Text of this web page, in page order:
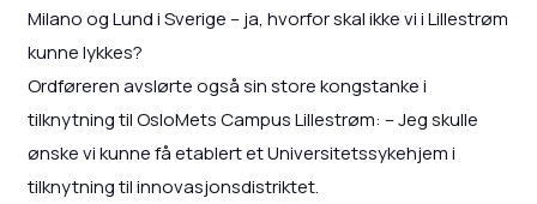
Milano og Lund i Sverige – ja, hvorfor skal ikke vi i Lillestrøm
kunne lykkes?
Ordføreren avslørte også sin store kongstanke i
tilknytning til OsloMets Campus Lillestrøm: – Jeg skulle
ønske vi kunne få etablert et Universitetssykehjem i
tilknytning til innovasjonsdistriktet.